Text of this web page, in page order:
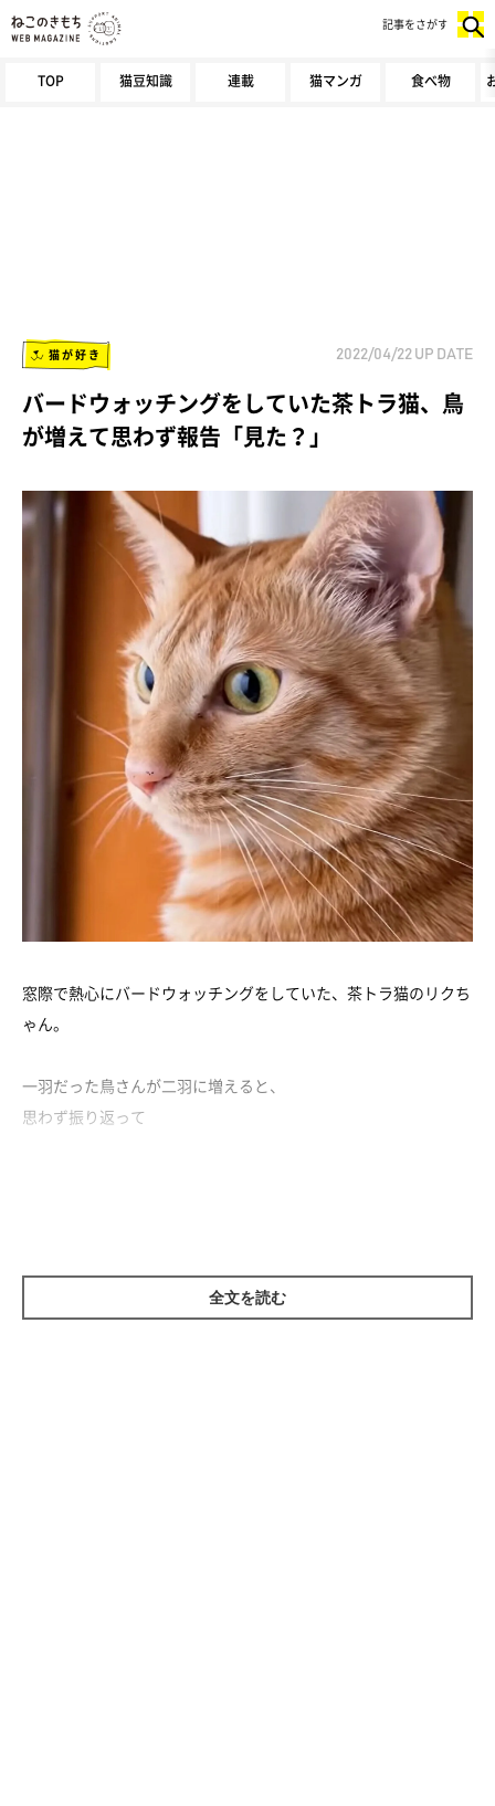
TOP 猫豆知識 連載 猫マンガ 食べ物
記事をさがす
猫が好き 2022/04/22 UP DATE
バードウォッチングをしていた茶トラ猫、鳥
が増えて思わず報告「見た？」
窓際で熱心にバードウォッチングをしていた、茶トラ猫のリクち
ゃん。
一羽だった鳥さんが二羽に増えると、
思わず振り返って
まん丸おめ目がかわいすぎるリクちゃんなのでした♡
全文を読む